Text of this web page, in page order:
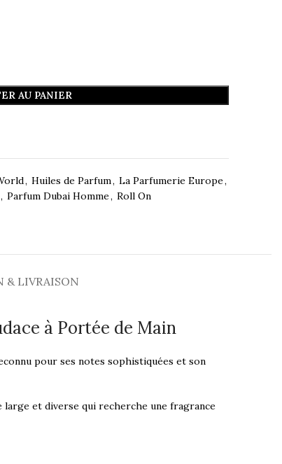
AU PANIER
, Huiles de Parfum, La Parfumerie Europe,
, Parfum Dubai Homme, Roll On
& LIVRAISON
à Portée de Main
pour ses notes sophistiquées et son
large et diverse qui recherche une fragrance